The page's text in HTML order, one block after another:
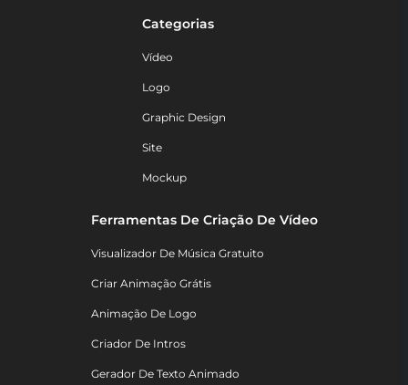
Categorias
Vídeo
Logo
Graphic Design
Site
Mockup
Ferramentas De Criação De Vídeo
Visualizador De Música Gratuito
Criar Animação Grátis
Animação De Logo
Criador De Intros
Gerador De Texto Animado